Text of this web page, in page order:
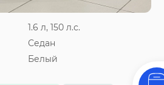
1.6 л, 150 л.с.
Седан
Белый